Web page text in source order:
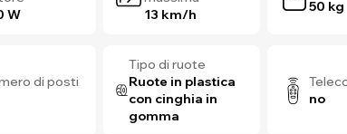
W
13 km/h
50 kg
di posti
Tipo di ruote
Ruote in plastica
con cinghia in
gomma
no